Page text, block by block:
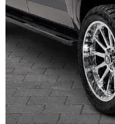
Limited HV CrewMax
55 998 $
982 $/mois env.